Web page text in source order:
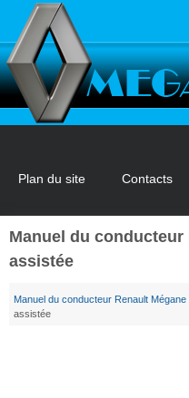
Plan du site Contacts
Manuel du
assistée
Manuel du conducteur Renault Mégane
assistée